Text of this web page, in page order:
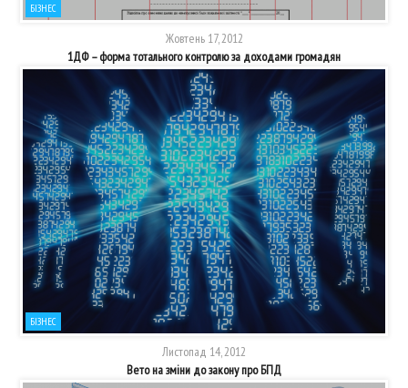
БІЗНЕС
Жовтень 17, 2012
1ДФ – форма тотального контролю за доходами громадян
БІЗНЕС
Листопад 14, 2012
Вето на зміни до закону про БПД